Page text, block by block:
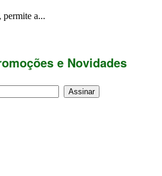
a...
e Novidades